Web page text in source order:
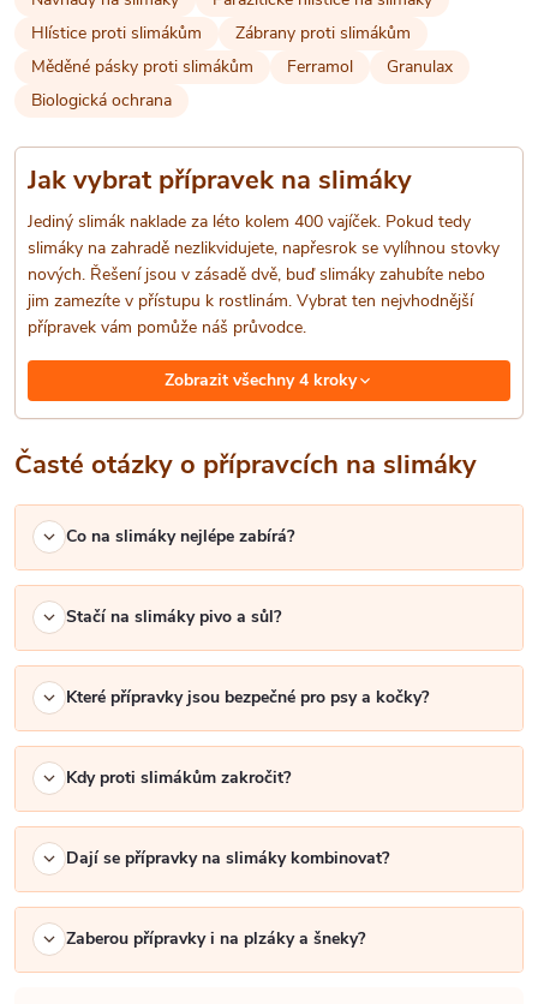
p
v
k
y
v
ý
p
s
u
Hlístice proti slimákům
Zábrany proti slimákům
Měděné pásky proti slimákům
Ferramol
Granulax
Biologická ochrana
Jak vybrat přípravek na slimáky
Jediný slimák naklade za léto kolem 400 vajíček. Pokud tedy
slimáky na zahradě nezlikvidujete, napřesrok se vylíhnou stovky
nových. Řešení jsou v zásadě dvě, buď slimáky zahubíte nebo
jim zamezíte v přístupu k rostlinám. Vybrat ten nejvhodnější
přípravek vám pomůže náš průvodce.
Zobrazit všechny 4 kroky
Časté otázky o přípravcích na slimáky
Co na slimáky nejlépe zabírá?
Stačí na slimáky pivo a sůl?
Které přípravky jsou bezpečné pro psy a kočky?
Kdy proti slimákům zakročit?
Dají se přípravky na slimáky kombinovat?
Zaberou přípravky i na plzáky a šneky?